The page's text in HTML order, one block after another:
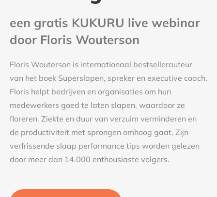
een gratis KUKURU live webinar
door Floris Wouterson
Floris Wouterson is internationaal bestsellerauteur
van het boek Superslapen, spreker en executive coach.
Floris helpt bedrijven en organisaties om hun
medewerkers goed te laten slapen, waardoor ze
floreren. Ziekte en duur van verzuim verminderen en
de productiviteit met sprongen omhoog gaat. Zijn
verfrissende slaap performance tips worden gelezen
door meer dan 14.000 enthousiaste volgers.